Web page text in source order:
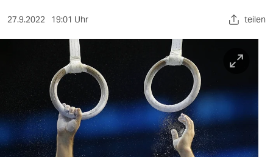
nord
wahrheit
27.9.2022 19:01 Uhr teilen